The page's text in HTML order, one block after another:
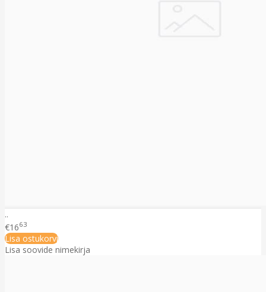
..
€1663
Lisa ostukorvi
Lisa soovide nimekirja